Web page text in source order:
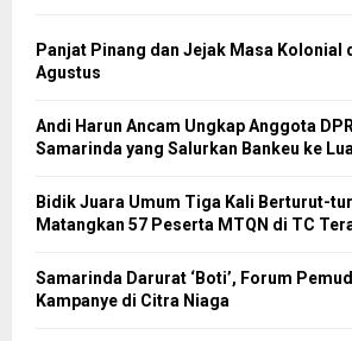
Panjat Pinang dan Jejak Masa Kolonial
Agustus
Andi Harun Ancam Ungkap Anggota
Samarinda yang Salurkan Bankeu ke
Bidik Juara Umum Tiga Kali Berturut-
Matangkan 57 Peserta MTQN di TC
Samarinda Darurat ‘Boti’, Forum
Kampanye di Citra Niaga